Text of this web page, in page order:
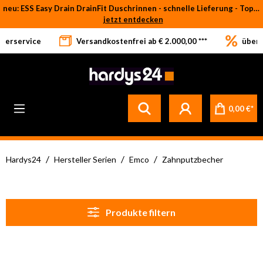
Zum Hauptinhalt springen
neu: ESS Easy Drain DrainFit Duschrinnen - schnelle Lieferung - Top-Preise
jetzt entdecken
Betrifft ausschließlich bei Bestellware-Fliesen: aufgrund der Werksferien in Italien und Spanien kommt es zu Verzögerungen bei der Verladung. Sämtliche Lagerware (sofort verfügbar) sowie alle anderen Produktgruppen versenden wir weiterhin regulär
Versandkostenfrei ab € 2.000,00 *** über
0,00 €*
Hardys24 / Hersteller Serien / Emco / Zahnputzbecher
Produkte filtern